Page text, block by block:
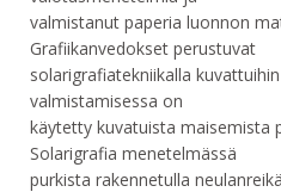
valmistanut paperia luonnon
Grafiikanvedokset perustuvat
solarigrafiatekniikalla
valmistamisessa on
käytetty kuvatuista maisemista
Solarigrafia menetelmässä
purkista rakennetulla